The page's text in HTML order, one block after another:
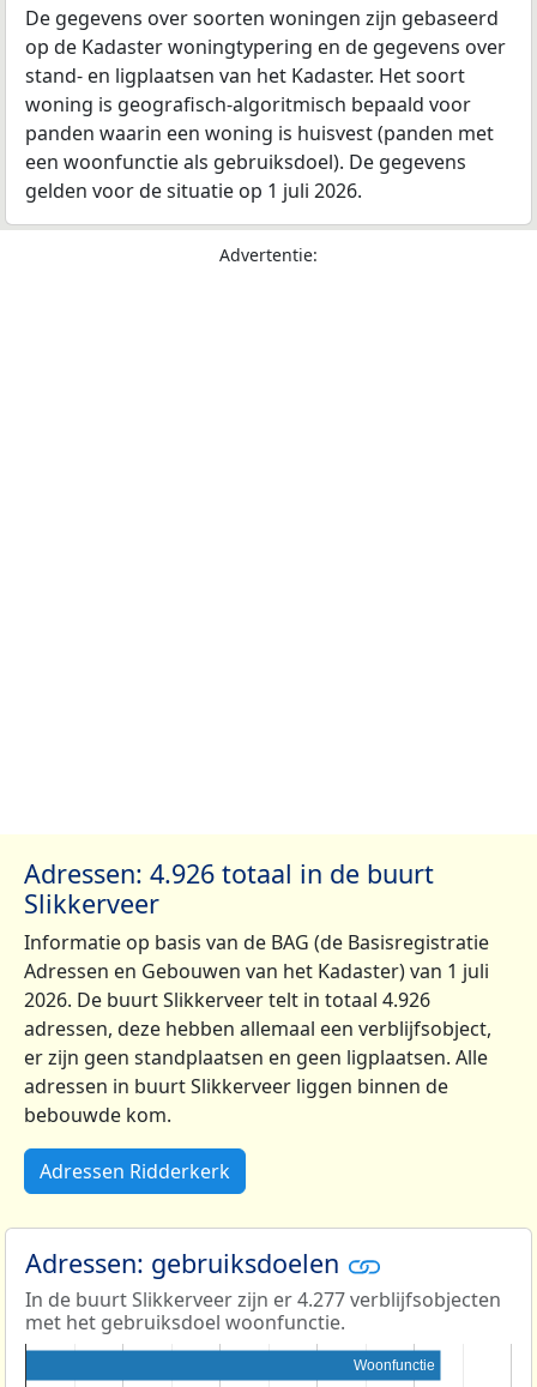
De gegevens over soorten woningen zijn gebaseerd
op de Kadaster woningtypering en de gegevens over
stand- en ligplaatsen van het Kadaster. Het soort
woning is geografisch-algoritmisch bepaald voor
panden waarin een woning is huisvest (panden met
een woonfunctie als gebruiksdoel). De gegevens
gelden voor de situatie op 1 juli 2026.
Advertentie:
Adressen: 4.926 totaal in de buurt
Slikkerveer
Informatie op basis van de BAG (de Basisregistratie
Adressen en Gebouwen van het Kadaster) van 1 juli
2026. De buurt Slikkerveer telt in totaal 4.926
adressen, deze hebben allemaal een verblijfsobject,
er zijn geen standplaatsen en geen ligplaatsen. Alle
adressen in buurt Slikkerveer liggen binnen de
bebouwde kom.
Adressen Ridderkerk
Adressen: gebruiksdoelen
In de buurt Slikkerveer zijn er 4.277 verblijfsobjecten
met het gebruiksdoel woonfunctie.
Woonfunctie